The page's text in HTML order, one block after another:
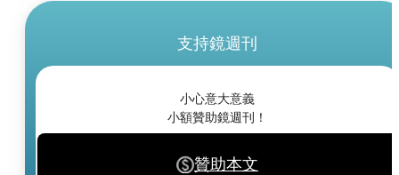
支持鏡週刊
小心意大意義
小額贊助鏡週刊！
贊助本文